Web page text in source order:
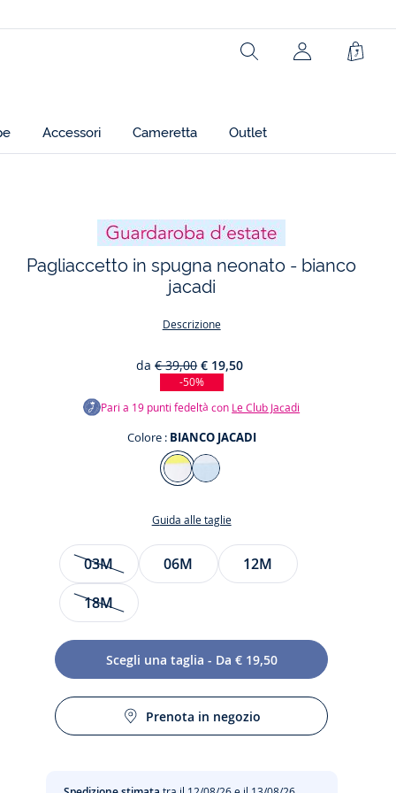
Rechercher
Accessori Cameretta Outlet
Pagliaccetto in spugna neonato - bianco
jacadi
Descrizione
da € 39,00 € 19,50
-50%
Pari a 19 punti fedeltà con Le Club Jacadi
Colore : BIANCO JACADI
Colore
BIANCO
Guida alle taglie
Taglia
03M 06M
12M
18M
Scegli una taglia - Da € 19,50
Prenota in negozio